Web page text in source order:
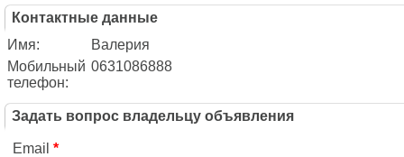
Контактные данные
Имя:
Валерия
Мобильный
телефон:
0631086888
Задать вопрос владельцу объявления
Email *